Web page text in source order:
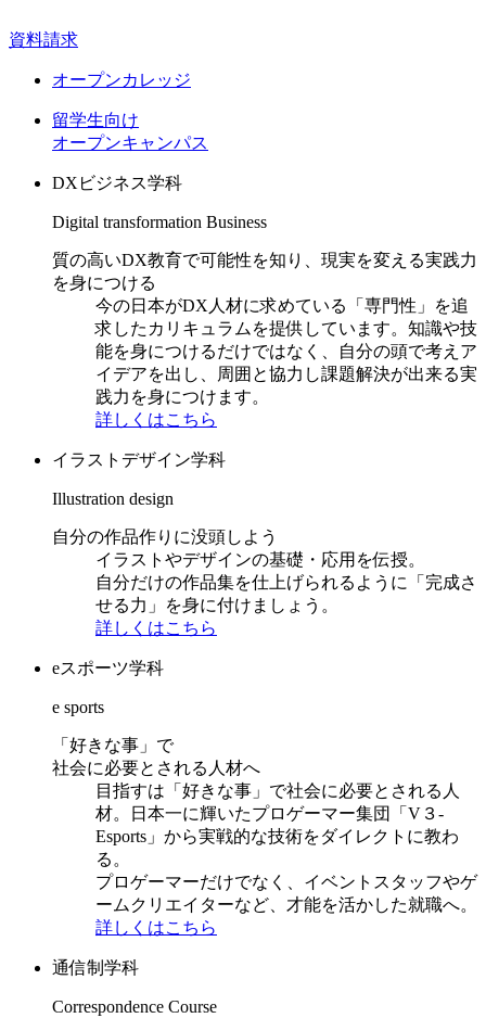
資料請求
オープンカレッジ
留学生向け
オープンキャンパス
DXビジネス学科
Digital transformation Business
質の高いDX教育で可能性を知り、現実を変える実践力
を身につける
今の日本がDX人材に求めている「専門性」を追
求したカリキュラムを提供しています。知識や技
能を身につけるだけではなく、自分の頭で考えア
イデアを出し、周囲と協力し課題解決が出来る実
践力を身につけます。
詳しくはこちら
イラストデザイン学科
Illustration design
自分の作品作りに没頭しよう
イラストやデザインの基礎・応用を伝授。
自分だけの作品集を仕上げられるように「完成さ
せる力」を身に付けましょう。
詳しくはこちら
eスポーツ学科
e sports
「好きな事」で
社会に必要とされる人材へ
目指すは「好きな事」で社会に必要とされる人
材。日本一に輝いたプロゲーマー集団「V３-
Esports」から実戦的な技術をダイレクトに教わ
る。
プロゲーマーだけでなく、イベントスタッフやゲ
ームクリエイターなど、才能を活かした就職へ。
詳しくはこちら
通信制学科
Correspondence Course